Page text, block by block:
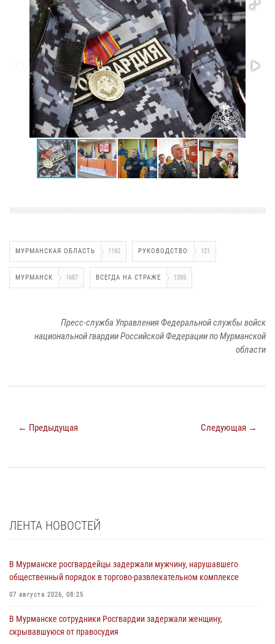
МУРМАНСКАЯ ОБЛАСТЬ 1192 РУКОВОДСТВО 121
МУРМАНСК 1687 ВСЕГДА НА СТРАЖЕ 1395
Пресс-служба Управления Федеральной службы войск
национальной гвардии Российской Федерации по Мурманской
области
← Предыдущая Следующая →
ЛЕНТА НОВОСТЕЙ
В Мурманске росгвардейцы задержали мужчину, нарушавшего
общественный порядок в торгово-развлекательном комплексе
07 августа 2026, 08:25
В Мурманске сотрудники Росгвардии задержали женщину,
скрывавшуюся от правосудия